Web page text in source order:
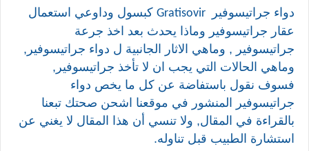
دواء جراتيسوفير Gratisovir كبسول وداوعي استعمال
عقار جراتيسوفير وماذا يحدث بعد اخذ جرعة
جراتيسوفير , وماهي الاثار الجانبية ل دواء جراتيسوفير ,
وماهي الحالات التي يجب ان لا تأخذ جراتيسوفير,
فسوف نقول باستفاضة عن كل ما يخص دواء
جراتيسوفير
المنشور في موقعنا اشحن صحتك تبعنا
بالقراءة في المقال, ولا تنسي أن هذا المقال لا يغني عن
استشارة الطبيب قبل تناوله.